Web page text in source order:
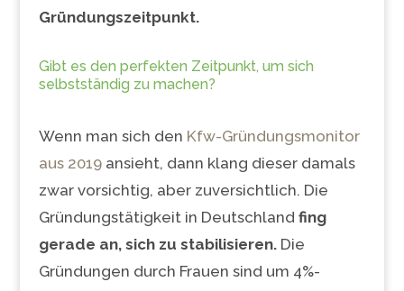
Gründungszeitpunkt.
Gibt es den perfekten Zeitpunkt, um sich
selbstständig zu machen?
Wenn man sich den Kfw-Gründungsmonitor
aus 2019ansieht, dann klang dieser damals
zwar vorsichtig, aber zuversichtlich. Die
Gründungstätigkeit in Deutschland fing
gerade an, sich zu stabilisieren.Die
Gründungen durch Frauen sind um 4%-